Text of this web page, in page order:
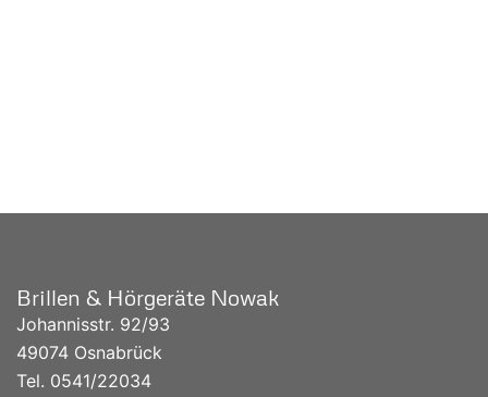
Brillen & Hörgeräte Nowak
Johannisstr. 92/93
49074 Osnabrück
Tel. 0541/22034